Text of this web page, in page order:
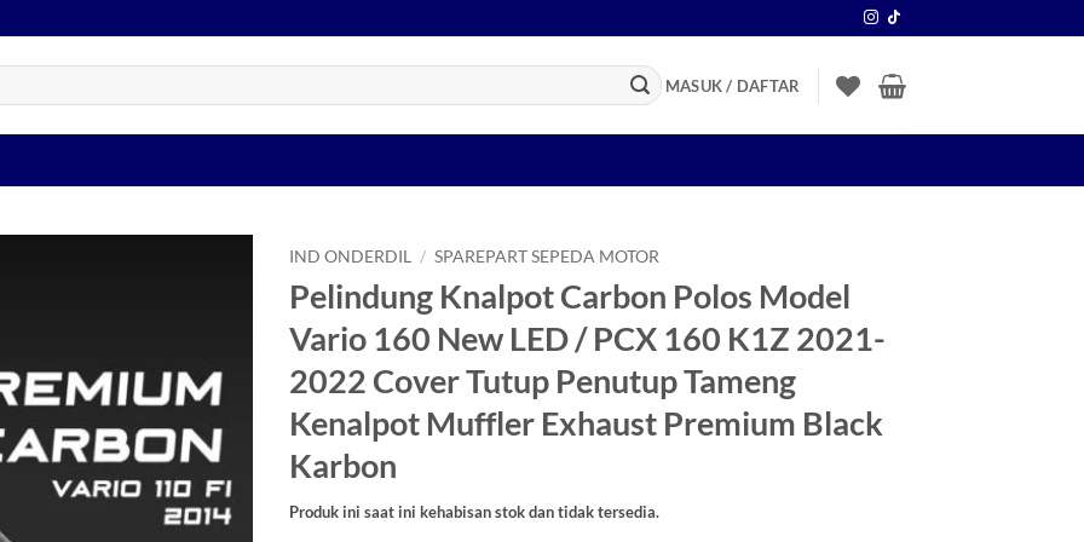
MASUK / DAFTAR
IND ONDERDIL / SPAREPART SEPEDA MOTOR
Pelindung Knalpot Carbon Polos Model
Vario 160 New LED / PCX 160 K1Z 2021-
2022 Cover Tutup Penutup Tameng
Kenalpot Muffler Exhaust Premium Black
Karbon
Produk ini saat ini kehabisan stok dan tidak tersedia.